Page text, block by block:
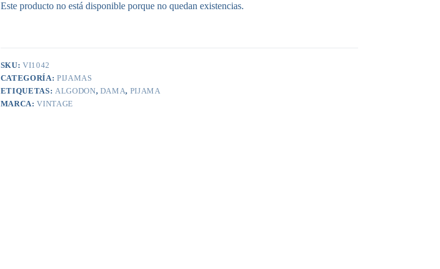
Este producto no está disponible porque no quedan existencias.
SKU:VI1042
CATEGORÍA: PIJAMAS
ETIQUETAS: ALGODON, DAMA, PIJAMA
MARCA:VINTAGE